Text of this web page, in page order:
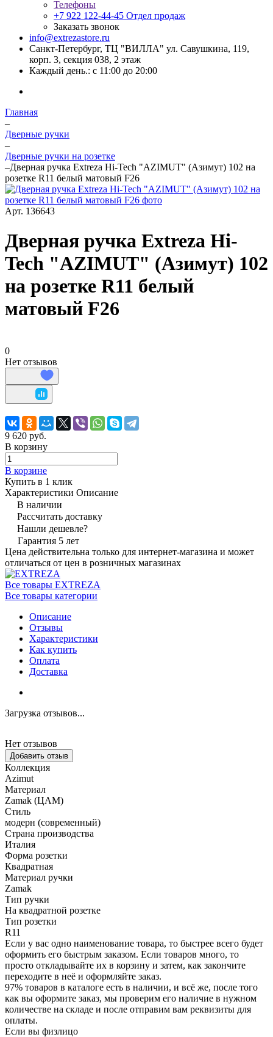
Телефоны
+7 922 122-44-45 Отдел продаж
Заказать звонок
info@extrezastore.ru
Санкт-Петербург, ТЦ "ВИЛЛА" ул. Савушкина, 119,
корп. 3, секция 038, 2 этаж
Каждый день.: с 11:00 до 20:00
Главная
–
Дверные ручки
–
Дверные ручки на розетке
–Дверная ручка Extreza Hi-Tech "AZIMUT" (Азимут) 102 на
розетке R11 белый матовый F26
Арт. 136643
Дверная ручка Extreza Hi-
Tech "AZIMUT" (Азимут) 102
на розетке R11 белый
матовый F26
0
Нет отзывов
9 620 руб.
В корзину
В корзине
Купить в 1 клик
Характеристики Описание
В наличии
Рассчитать доставку
Нашли дешевле?
Гарантия 5 лет
Цена действительна только для интернет-магазина и может
отличаться от цен в розничных магазинах
Все товары EXTREZA
Все товары категории
Описание
Отзывы
Характеристики
Как купить
Оплата
Доставка
Загрузка отзывов...
Нет отзывов
Добавить отзыв
Коллекция
Azimut
Материал
Zamak (ЦАМ)
Стиль
модерн (современный)
Страна производства
Италия
Форма розетки
Квадратная
Материал ручки
Zamak
Тип ручки
На квадратной розетке
Тип розетки
R11
Если у вас одно наименование товара, то быстрее всего будет
оформить его быстрым заказом. Если товаров много, то
просто откладывайте их в корзину и затем, как закончите
переходите в неё и оформляйте заказ.
97% товаров в каталоге есть в наличии, и всё же, после того
как вы оформите заказ, мы проверим его наличие в нужном
количестве на складе и после отправим вам реквизиты для
оплаты.
Если вы физлицо